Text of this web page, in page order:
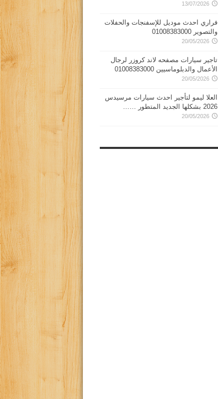
13/07/2026
فراري احدث موديل للإسفنجات والحفلات
والتصوير 01008383000
20/05/2026
تاجير سيارات مصفحه لاند كروزر لرجال
الأعمال والدبلوماسيين 01008383000
20/05/2026
العلا ليمو لتأجير احدث سيارات مرسيدس
2026 بشكلها الجديد المتطور ……
20/05/2026